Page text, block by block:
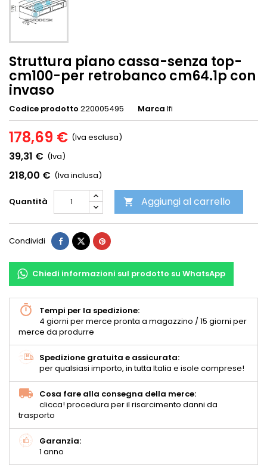
Struttura piano cassa-senza top-
cm100-per retrobanco cm64.1p con
invaso
Codice prodotto 220005495 Marca Ifi
178,69 € (Iva esclusa)
39,31 € (Iva)
218,00 € (Iva inclusa)
Quantità  Aggiungi al carrello
Condividi
Chiedi informazioni sul prodotto su WhatsApp
Tempi per la spedizione:
4 giorni per merce pronta a magazzino / 15 giorni per
merce da produrre
Spedizione gratuita e assicurata:
per qualsiasi importo, in tutta Italia e isole comprese!
Cosa fare alla consegna della merce:
clicca! procedura per il risarcimento danni da
trasporto
Garanzia:
1 anno